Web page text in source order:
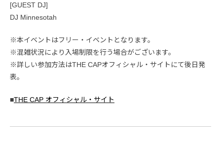
[GUEST DJ]
DJ Minnesotah
※本イベントはフリー・イベントとなります。
※混雑状況により入場制限を行う場合がございます。
※詳しい参加方法はTHE CAPオフィシャル・サイトにて後日発
表。
■THE CAP オフィシャル・サイト